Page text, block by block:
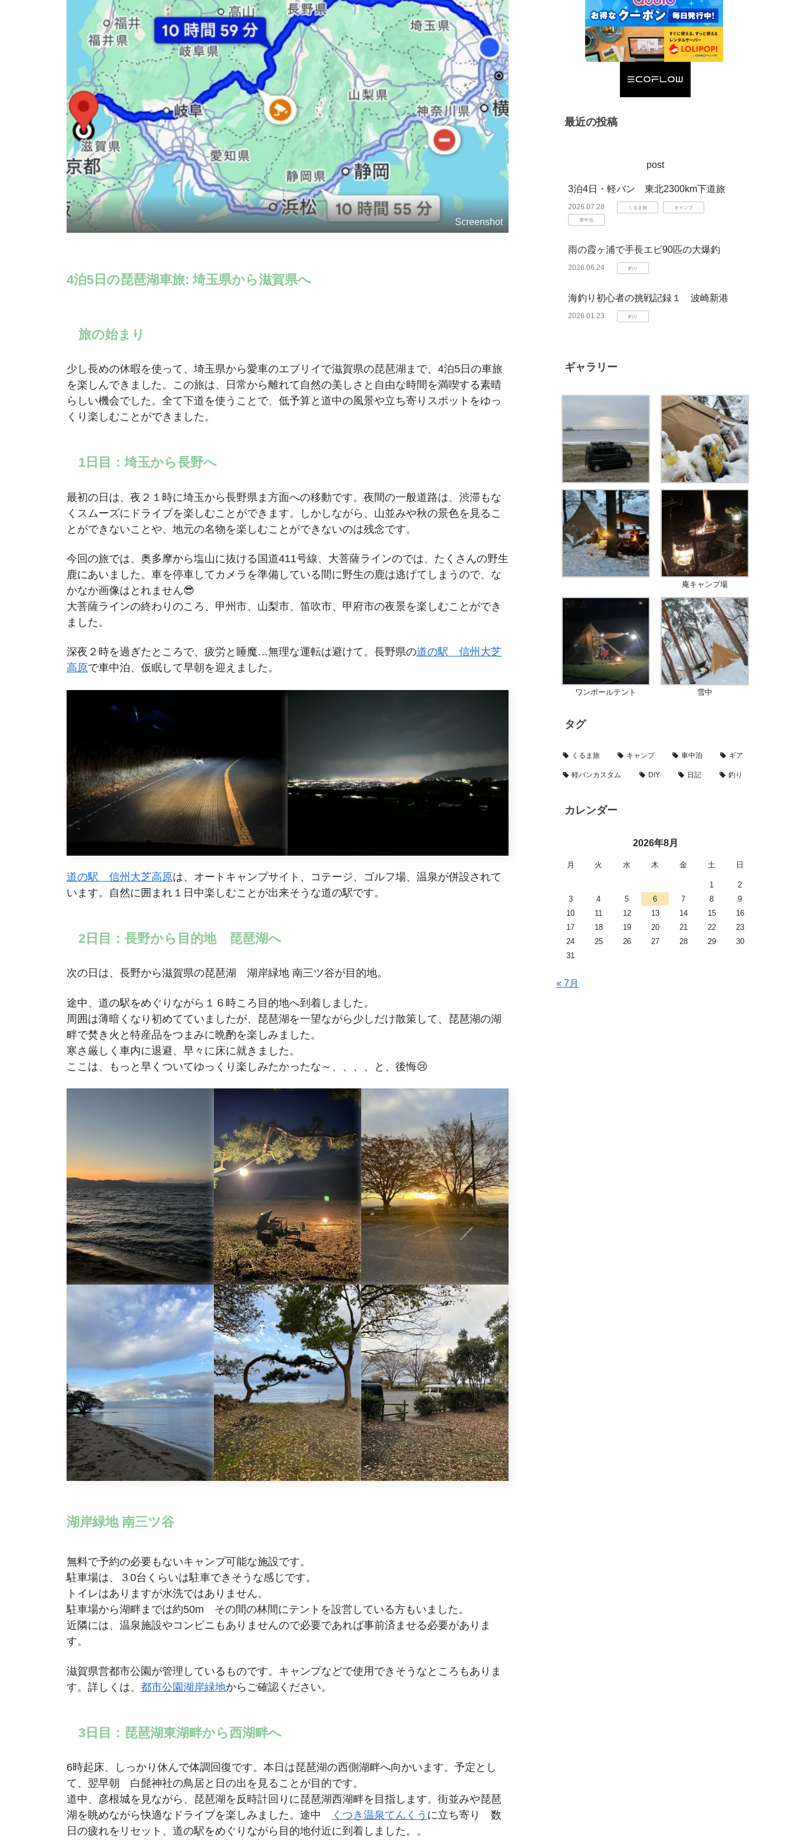
Screenshot
4泊5日の琵琶湖車旅: 埼玉県から滋賀県へ
旅の始まり
少し長めの休暇を使って、埼玉県から愛車のエブリイで滋賀県の琵琶湖まで、4泊5日の車旅
を楽しんできました。この旅は、日常から離れて自然の美しさと自由な時間を満喫する素晴
らしい機会でした。全て下道を使うことで、低予算と道中の風景や立ち寄りスポットをゆっ
くり楽しむことができました。
1日目：埼玉から長野へ
最初の日は、夜２１時に埼玉から長野県ま方面への移動です。夜間の一般道路は、渋滞もな
くスムーズにドライブを楽しむことができます。しかしながら、山並みや秋の景色を見るこ
とができないことや、地元の名物を楽しむことができないのは残念です。
今回の旅では、奥多摩から塩山に抜ける国道411号線、大菩薩ラインのでは、たくさんの野生
鹿にあいました。車を停車してカメラを準備している間に野生の鹿は逃げてしまうので、な
かなか画像はとれません😎
大菩薩ラインの終わりのころ、甲州市、山梨市、笛吹市、甲府市の夜景を楽しむことができ
ました。
深夜２時を過ぎたところで、疲労と睡魔…無理な運転は避けて。長野県の道の駅 信州大芝
高原で車中泊、仮眠して早朝を迎えました。
道の駅 信州大芝高原は、オートキャンプサイト、コテージ、ゴルフ場、温泉が併設されて
います。自然に囲まれ１日中楽しむことが出来そうな道の駅です。
2日目：長野から目的地 琵琶湖へ
次の日は、長野から滋賀県の琵琶湖 湖岸緑地 南三ツ谷が目的地。
途中、道の駅をめぐりながら１６時ころ目的地へ到着しました。
周囲は薄暗くなり初めてていましたが、琵琶湖を一望ながら少しだけ散策して、琵琶湖の湖
畔で焚き火と特産品をつまみに晩酌を楽しみました。
寒さ厳しく車内に退避、早々に床に就きました。
ここは、もっと早くついてゆっくり楽しみたかったな～、、、、と、後悔😢
湖岸緑地 南三ツ谷
無料で予約の必要もないキャンプ可能な施設です。
駐車場は、３0台くらいは駐車できそうな感じです。
トイレはありますが水洗ではありません。
駐車場から湖畔までは約50m その間の林間にテントを設営している方もいました。
近隣には、温泉施設やコンビニもありませんので必要であれば事前済ませる必要がありま
す。
滋賀県営都市公園が管理しているものです。キャンプなどで使用できそうなところもありま
す。詳しくは、 都市公園湖岸緑地からご確認ください。
3日目：琵琶湖東湖畔から西湖畔へ
6時起床、しっかり休んで体調回復です。本日は琵琶湖の西側湖畔へ向かいます。予定とし
て、翌早朝 白髭神社の鳥居と日の出を見ることが目的です。
道中、彦根城を見ながら、琵琶湖を反時計回りに琵琶湖西湖畔を目指します。街並みや琵琶
湖を眺めながら快適なドライブを楽しみました。途中
くつき温泉てんくう に立ち寄り 数
日の疲れをリセット、道の駅をめぐりながら目的地付近に到着しました。。
最近の投稿
post
3泊4日・軽バン 東北2300km下道旅
2026.07.28 くるま旅 キャンプ
車中泊
雨の霞ヶ浦で手長エビ90匹の大爆釣
2026.06.24 釣り
海釣り初心者の挑戦記録１ 波崎新港
2026.01.23 釣り
ギャラリー
庵キャンプ場
ワンポールテント 雪中
タグ
くるま旅 キャンプ 車中泊 ギア
軽バンカスタム DIY 日記 釣り
カレンダー
2026年8月
月 火 水 木 金 土 日
1
2
3
4 5 6 7 8
9
10
11 12 13 14 15
16
17
18 19 20 21 22
23
24
25 26 27 28 29
30
31
« 7月